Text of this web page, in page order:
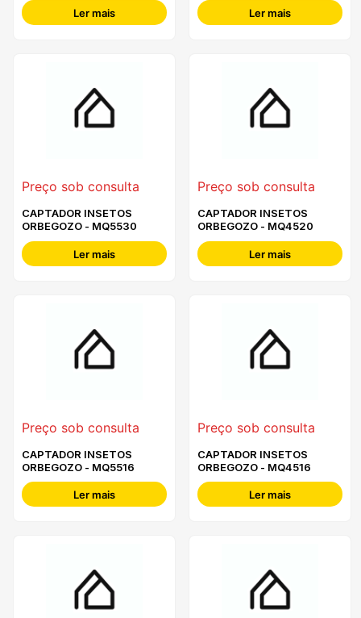
Ler mais Ler mais
Preço sob consulta
CAPTADOR INSETOS
ORBEGOZO - MQ5530
Ler mais
Preço sob consulta
CAPTADOR INSETOS
ORBEGOZO - MQ4520
Ler mais
Preço sob consulta
CAPTADOR INSETOS
ORBEGOZO - MQ5516
Ler mais
Preço sob consulta
CAPTADOR INSETOS
ORBEGOZO - MQ4516
Ler mais